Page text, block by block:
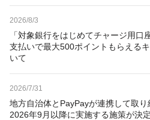
2026/8/3
「対象銀行をはじめてチャージ用口
支払いで最大500ポイントもらえる
いて
2026/7/31
地方自治体とPayPayが連携して取り
2026年9月以降に実施する施策が決定